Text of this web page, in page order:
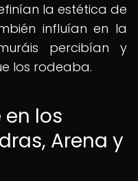
la estética de
influían en la
percibían y
los rodeaba.
en los
Arena y